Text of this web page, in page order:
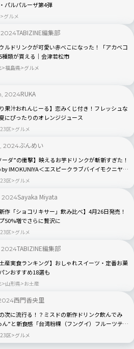
パルパルーザ第4弾
グルメ
2024TABIZINE編集部
ルドリンクが可愛い赤べこになった！「アカベコ
種類が買える｜会津若松市
福島県 グルメ
2024RUKA
り果汁おれんじーる】恋みくじ付き！フレッシュな
にぴったりのオレンジジュース
区 グルメ
2024ぶんめい
ーダ”の衝撃】映えるお芋ドリンクが斬新すぎた！
by IMOKUNIYA＜エスピークラブバイイモクニヤ
ポ
区 グルメ
2024Sayaka Miyata
作「ショコリキサー」飲み比べ】4月26日発売！
50%増でさらに贅沢に
区 グルメ
2024TABIZINE編集部
土産実食ランキング】おしゃれスイーツ・定番お菓
ンおすすめ18選も
山形県 お土産
西門香央里
の次に流行る！？ミスドの新作ドリンク飲んでみ
ん”と新食感「台湾粉粿（フングイ）フルーツテ
分
区 グルメ